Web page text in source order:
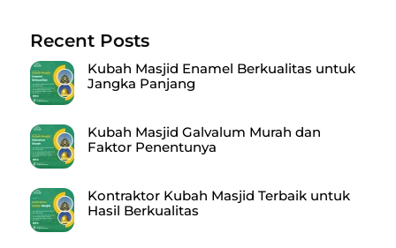
Recent Posts
Kubah Masjid Enamel Berkualitas untuk
Jangka Panjang
Kubah Masjid Galvalum Murah dan
Faktor Penentunya
Kontraktor Kubah Masjid Terbaik untuk
Hasil Berkualitas